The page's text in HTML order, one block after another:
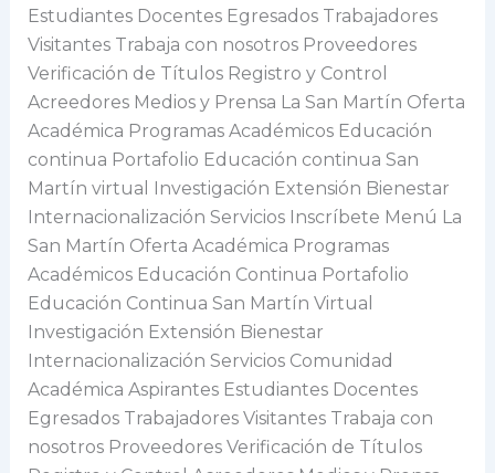
Estudiantes Docentes Egresados Trabajadores
Visitantes Trabaja con nosotros Proveedores
Verificación de Títulos Registro y Control
Acreedores Medios y Prensa La San Martín Oferta
Académica Programas Académicos Educación
continua Portafolio Educación continua San
Martín virtual Investigación Extensión Bienestar
Internacionalización Servicios Inscríbete Menú La
San Martín Oferta Académica Programas
Académicos Educación Continua Portafolio
Educación Continua San Martín Virtual
Investigación Extensión Bienestar
Internacionalización Servicios Comunidad
Académica Aspirantes Estudiantes Docentes
Egresados Trabajadores Visitantes Trabaja con
nosotros Proveedores Verificación de Títulos